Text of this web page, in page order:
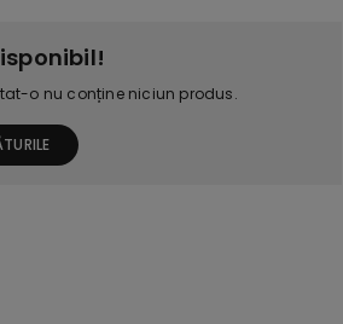
o nu conține niciun produs.